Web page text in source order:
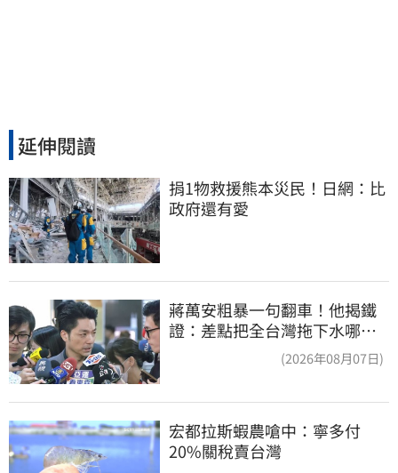
延伸閱讀
捐1物救援熊本災民！日網：比
政府還有愛
蔣萬安粗暴一句翻車！他揭鐵
證：差點把全台灣拖下水哪時
(2026年08月07日)
宏都拉斯蝦農嗆中：寧多付
20%關稅賣台灣